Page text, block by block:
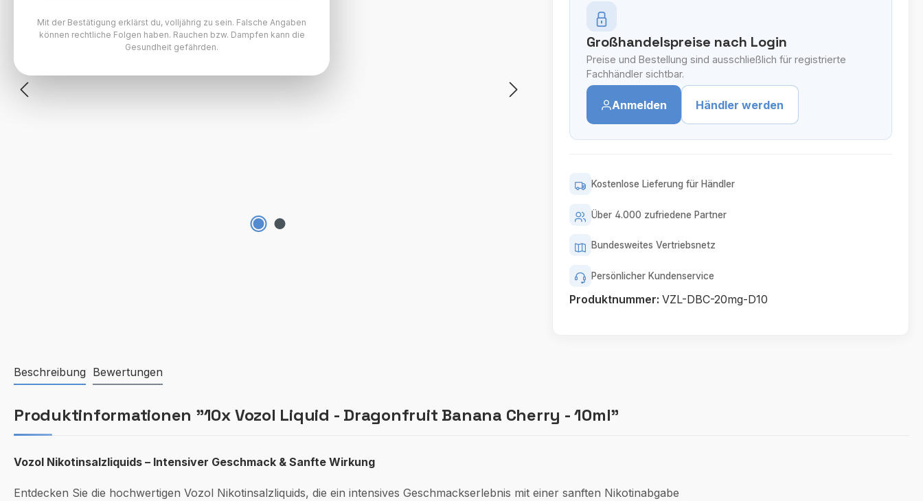
Großhandelspreise nach Login
Preise und Bestellung sind ausschließlich für registrierte
Fachhändler sichtbar.
Anmelden Händler werden
Kostenlose Lieferung für Händler
Über 4.000 zufriedene Partner
Bundesweites Vertriebsnetz
Persönlicher Kundenservice
Produktnummer: VZL-DBC-20mg-D10
Beschreibung Bewertungen
Produktinformationen "10x Vozol Liquid - Dragonfruit Banana Cherry - 10ml"
Vozol Nikotinsalzliquids – Intensiver Geschmack & Sanfte Wirkung
Entdecken Sie die hochwertigen Vozol Nikotinsalzliquids, die ein intensives Geschmackserlebnis mit einer sanften Nikotinabgabe
Mit der Bestätigung erklärst du, volljährig zu sein. Falsche Angaben
können rechtliche Folgen haben. Rauchen bzw. Dampfen kann die
Gesundheit gefährden.